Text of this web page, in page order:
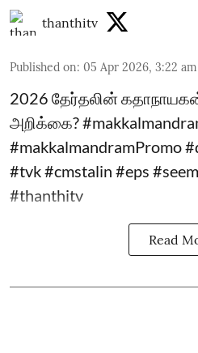
thanthitv
Published on: 05 Apr 2026, 3:22 am
2026 தேர்தலின்
அறிக்கை?
#makkalmandramPromo
#tvk #cmstalin #eps
#thanthitv
Read